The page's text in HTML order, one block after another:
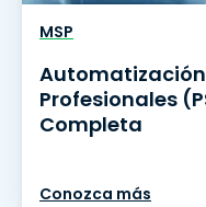
MSP
Profesionales
Completa
Conozca más